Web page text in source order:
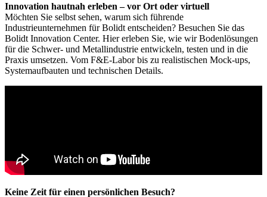
Innovation hautnah erleben – vor Ort oder virtuell
Möchten Sie selbst sehen, warum sich führende
Industrieunternehmen für Bolidt entscheiden? Besuchen Sie das
Bolidt Innovation Center. Hier erleben Sie, wie wir Bodenlösungen
für die Schwer- und Metallindustrie entwickeln, testen und in die
Praxis umsetzen. Vom F&E-Labor bis zu realistischen Mock-ups,
Systemaufbauten und technischen Details.
Keine Zeit für einen persönlichen Besuch?